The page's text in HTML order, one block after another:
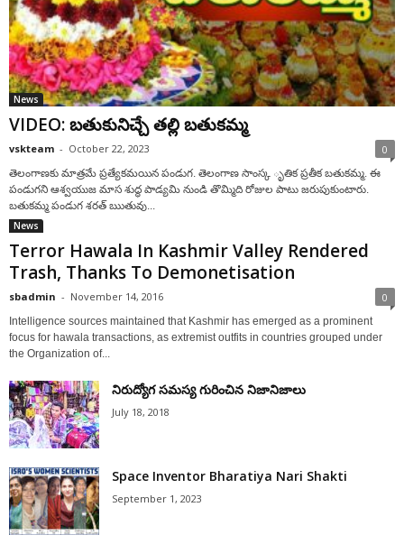
News
VIDEO: బతుకునిచ్చే తల్లి బతుకమ్మ
vskteam - October 22, 2023 0
తెలంగాణకు మాత్రమే ప్రత్యేకమయిన పండుగ. తెలంగాణ సాంస్క ృతిక ప్రతీక బతుకమ్మ. ఈ
పండుగని ఆశ్వయుజ మాస శుద్ధ పాడ్యమి నుండి తొమ్మిది రోజుల పాటు జరుపుకుంటారు.
బతుకమ్మ పండుగ శరత్ ఋతువు...
News
Terror Hawala In Kashmir Valley Rendered
Trash, Thanks To Demonetisation
sbadmin - November 14, 2016 0
Intelligence sources maintained that Kashmir has emerged as a prominent
focus for hawala transactions, as extremist outfits in countries grouped under
the Organization of...
నిరుద్యోగ సమస్య గురించిన నిజానిజాలు
July 18, 2018
Space Inventor Bharatiya Nari Shakti
September 1, 2023